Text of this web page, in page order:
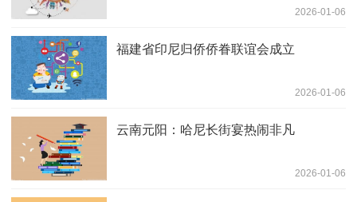
2026-01-06
福建省印尼归侨侨眷联谊会成立
2026-01-06
云南元阳：哈尼长街宴热闹非凡
2026-01-06